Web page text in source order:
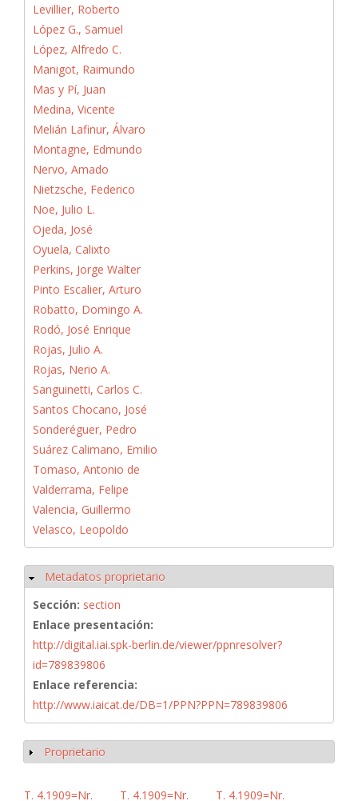
Levillier, Roberto
López G., Samuel
López, Alfredo C.
Manigot, Raimundo
Mas y Pí, Juan
Medina, Vicente
Melián Lafinur, Álvaro
Montagne, Edmundo
Nervo, Amado
Nietzsche, Federico
Noe, Julio L.
Ojeda, José
Oyuela, Calixto
Perkins, Jorge Walter
Pinto Escalier, Arturo
Robatto, Domingo A.
Rodó, José Enrique
Rojas, Julio A.
Rojas, Nerio A.
Sanguinetti, Carlos C.
Santos Chocano, José
Sonderéguer, Pedro
Suárez Calimano, Emilio
Tomaso, Antonio de
Valderrama, Felipe
Valencia, Guillermo
Velasco, Leopoldo
Ocultar
Metadatos proprietario
Sección: section
Enlace presentación:
http://digital.iai.spk-berlin.de/viewer/ppnresolver?
id=789839806
Enlace referencia:
http://www.iaicat.de/DB=1/PPN?PPN=789839806
Mostrar
Proprietario
T. 4.1909=Nr. T. 4.1909=Nr. T. 4.1909=Nr.